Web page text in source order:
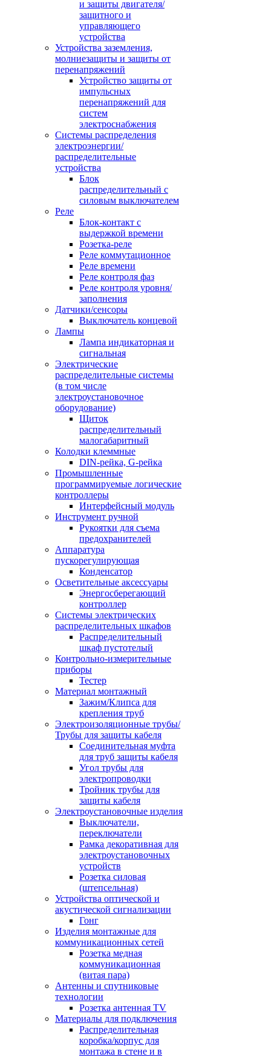
и защиты двигателя/
защитного и
управляющего
устройства
Устройства заземления,
молниезащиты и защиты от
перенапряжений
Устройство защиты от
импульсных
перенапряжений для
систем
электроснабжения
Системы распределения
электроэнергии/
распределительные
устройства
Блок
распределительный с
силовым выключателем
Реле
Блок-контакт с
выдержкой времени
Розетка-реле
Реле коммутационное
Реле времени
Реле контроля фаз
Реле контроля уровня/
заполнения
Датчики/сенсоры
Выключатель концевой
Лампы
Лампа индикаторная и
сигнальная
Электрические
распределительные системы
(в том числе
электроустановочное
оборудование)
Щиток
распределительный
малогабаритный
Колодки клеммные
DIN-рейка, G-рейка
Промышленные
программируемые логические
контроллеры
Интерфейсный модуль
Инструмент ручной
Рукоятки для съема
предохранителей
Аппаратура
пускорегулирующая
Конденсатор
Осветительные аксессуары
Энергосберегающий
контроллер
Системы электрических
распределительных шкафов
Распределительный
шкаф пустотелый
Контрольно-измерительные
приборы
Тестер
Материал монтажный
Зажим/Клипса для
крепления труб
Электроизоляционные трубы/
Трубы для защиты кабеля
Соединительная муфта
для труб защиты кабеля
Угол трубы для
электропроводки
Тройник трубы для
защиты кабеля
Электроустановочные изделия
Выключатели,
переключатели
Рамка декоративная для
электроустановочных
устройств
Розетка силовая
(штепсельная)
Устройства оптической и
акустической сигнализации
Гонг
Изделия монтажные для
коммуникационных сетей
Розетка медная
коммуникационная
(витая пара)
Антенны и спутниковые
технологии
Розетка антенная TV
Материалы для подключения
Распределительная
коробка/корпус для
монтажа в стене и в